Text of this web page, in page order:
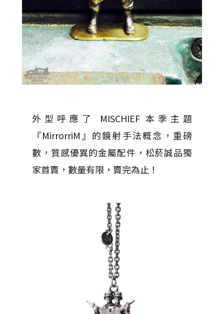
外型呼應了 MISCHIEF 本季主題
『MirrorriM』的鏡射手法概念，重磅
數，質感優異的金屬配件，松菸誠品獨
家首賣，數量有限，賣完為止！